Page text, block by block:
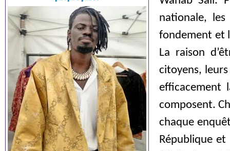
nationale,
fondement et
La raison
citoyens,
efficacement
composent.
chaque
République